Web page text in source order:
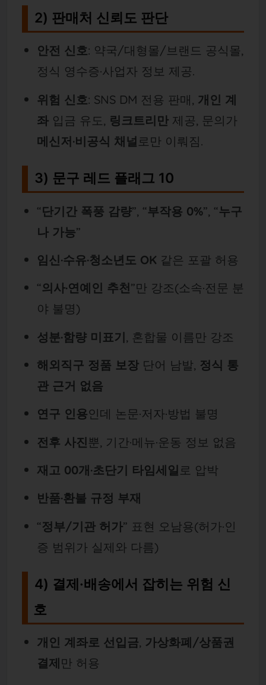
2) 판매처 신뢰도 판단
안전 신호: 약국/대형몰/브랜드 공식몰,
정식 영수증·사업자 정보 제공.
위험 신호: SNS DM 전용 판매, 개인 계
좌입금 유도, 링크트리만제공, 문의가
메신저·비공식 채널 로만 이뤄짐.
3) 문구 레드 플래그 10
“단기간 폭풍 감량”, “부작용 0%”, “누구
나 가능”
임신·수유·청소년도 OK 같은 포괄 허용
“의사·연예인 추천”만 강조(소속·전문 분
야 불명)
성분·함량 미표기 , 혼합물 이름만 강조
해외직구 정품 보장단어 남발, 정식 통
관 근거 없음
연구 인용인데 논문·저자·방법 불명
전후 사진뿐, 기간·메뉴·운동 정보 없음
재고 00개·초단기 타임세일 로 압박
반품·환불 규정 부재
“정부/기관 허가” 표현 오남용(허가·인
증 범위가 실제와 다름)
4) 결제·배송에서 잡히는 위험 신
호
개인 계좌로 선입금, 가상화폐/상품권
결제 만 허용